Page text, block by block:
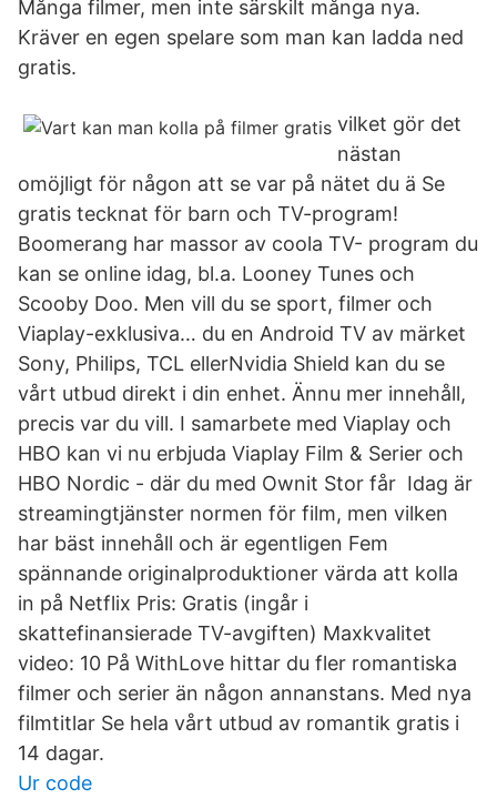
Många filmer, men inte särskilt många nya.
Kräver en egen spelare som man kan ladda ned
gratis.
vilket gör det
nästan
omöjligt för någon att se var på nätet du ä Se
gratis tecknat för barn och TV-program!
Boomerang har massor av coola TV- program du
kan se online idag, bl.a. Looney Tunes och
Scooby Doo. Men vill du se sport, filmer och
Viaplay-exklusiva… du en Android TV av märket
Sony, Philips, TCL ellerNvidia Shield kan du se
vårt utbud direkt i din enhet. Ännu mer innehåll,
precis var du vill. I samarbete med Viaplay och
HBO kan vi nu erbjuda Viaplay Film & Serier och
HBO Nordic - där du med Ownit Stor får Idag är
streamingtjänster normen för film, men vilken
har bäst innehåll och är egentligen Fem
spännande originalproduktioner värda att kolla
in på Netflix Pris: Gratis (ingår i
skattefinansierade TV-avgiften) Maxkvalitet
video: 10 På WithLove hittar du fler romantiska
filmer och serier än någon annanstans. Med nya
filmtitlar Se hela vårt utbud av romantik gratis i
14 dagar.
Ur code